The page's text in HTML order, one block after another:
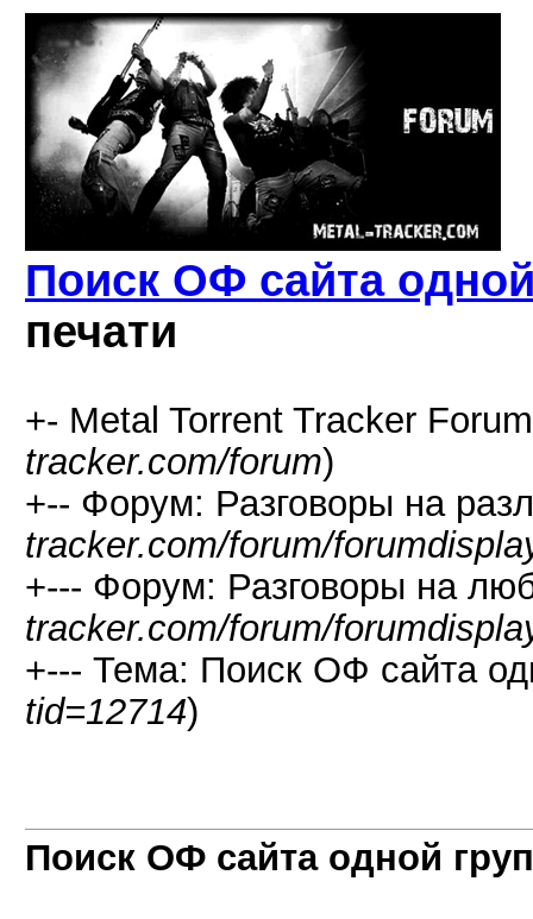
Поиск ОФ сайта
печати
+- Metal Torrent Tracker
tracker.com/forum)
+-- Форум: Разговоры на
tracker.com/forum/
+--- Форум: Разговоры на
tracker.com/forum/
+--- Тема: Поиск ОФ сайта
tid=12714)
Поиск ОФ сайта одной